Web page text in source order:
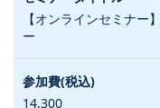
【オンラインセミナー
ー
14,300